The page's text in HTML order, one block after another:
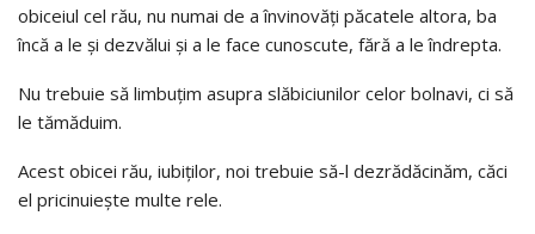
obiceiul cel rău, nu numai de a învinovăţi păcatele altora, ba
încă a le şi dezvălui şi a le face cunoscute, fără a le îndrepta.
Nu trebuie să limbuţim asupra slăbiciunilor celor bolnavi, ci să
le tămăduim.
Acest obicei rău, iubiţilor, noi trebuie să-l dezrădăcinăm, căci
el pricinuieşte multe rele.